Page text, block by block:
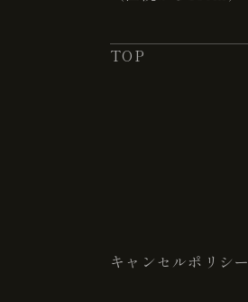
TOP
キャンセルポリシー